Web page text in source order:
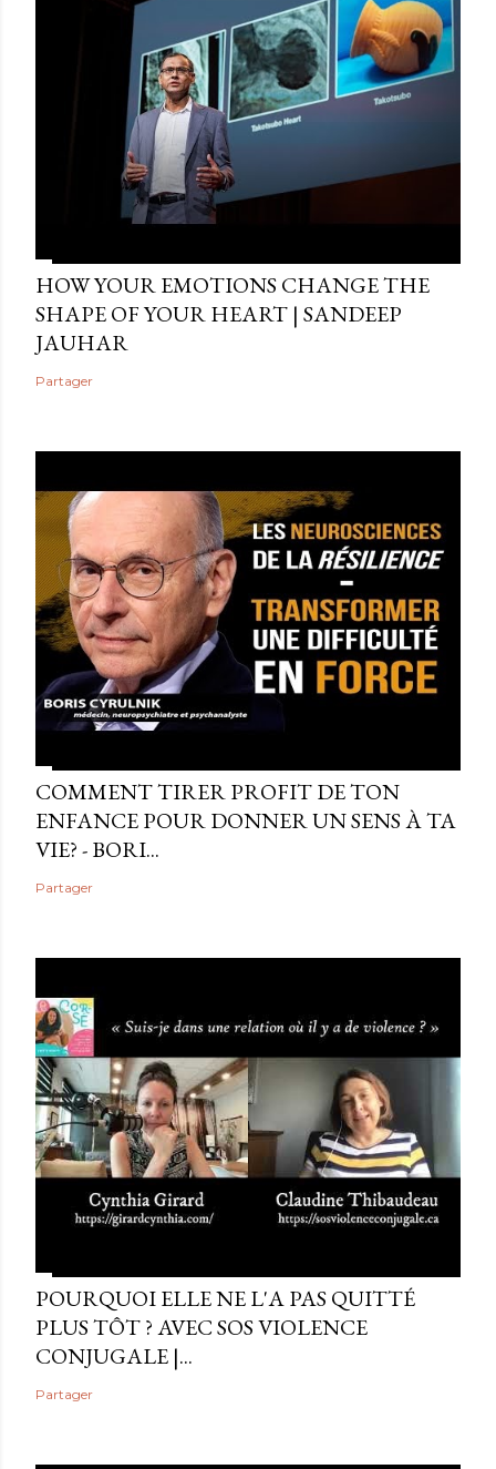
HOW YOUR EMOTIONS CHANGE THE
SHAPE OF YOUR HEART | SANDEEP
JAUHAR
Partager
COMMENT TIRER PROFIT DE TON
ENFANCE POUR DONNER UN SENS À TA
VIE? - BORI...
Partager
POURQUOI ELLE NE L'A PAS QUITTÉ
PLUS TÔT ? AVEC SOS VIOLENCE
CONJUGALE |...
Partager